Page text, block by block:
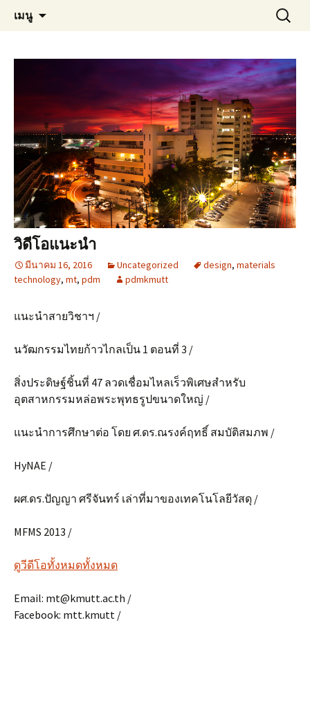
เนื้อหา
MT KMUTT
Materials Technology, KMUTT
เมนู
ค้นหา
สำหรับ:
วิดีโอแนะนำ
มีนาคม 16, 2016 Uncategorized design, materials
technology, mt, pdm pdmkmutt
แนะนำสายวิชาฯ /
นวัฒกรรมไทยก้าวไกลเป็น 1 ตอนที่ 3 /
สิ่งประดิษฐ์ชิ้นที่ 47 ลวดเชื่อมไหลเร็วพิเศษสำหรับ
อุตสาหกรรมหล่อพระพุทธรูปขนาดใหญ่ /
แนะนำการศึกษาต่อ โดย ศ.ดร.ณรงค์ฤทธิ์ สมบัติสมภพ /
HyNAE /
ผศ.ดร.ปัญญา ศรีจันทร์ เล่าที่มาของเทคโนโลยีวัสดุ /
MFMS 2013 /
ดูวีดีโอทั้งหมดทั้งหมด
Email: mt@kmutt.ac.th /
Facebook: mtt.kmutt /